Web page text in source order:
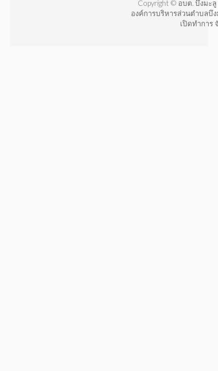
Copyright © อบต. บึงมะ
องค์การบริหารส่วนตำบลบึ